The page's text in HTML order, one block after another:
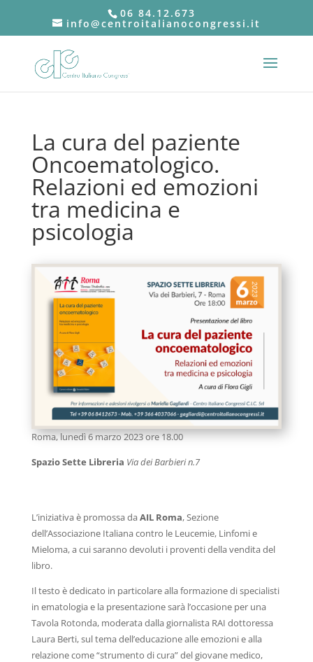
06 84.12.673
info@centroitalianocongressi.it
La cura del paziente
Oncoematologico.
Relazioni ed emozioni
tra medicina e
psicologia
Roma, lunedì 6 marzo 2023 ore 18.00
Spazio Sette Libreria Via dei Barbieri n.7
L’iniziativa è promossa daAIL Roma, Sezione
dell’Associazione Italiana contro le Leucemie, Linfomi e
Mieloma, a cui saranno devoluti i proventi della vendita del
libro.
Il testo è dedicato in particolare alla formazione di specialisti
in ematologia e la presentazione sarà l’occasione per una
Tavola Rotonda, moderata dalla giornalista RAI dottoressa
Laura Berti, sul tema dell’educazione alle emozioni e alla
relazione come “strumento di cura” del giovane medico,